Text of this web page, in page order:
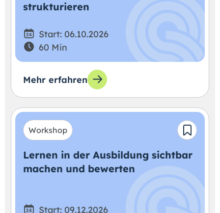
strukturieren
Start: 06.10.2026
60 Min
Mehr erfahren
Workshop
Lernen in der Ausbildung sichtbar
machen und bewerten
Start: 09.12.2026